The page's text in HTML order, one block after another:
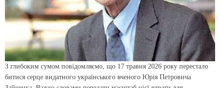
З глибоким сумом повідомляємо, що 17 травня 2026 року перестало
битися серце видатного українського вченого Юрія Петровича